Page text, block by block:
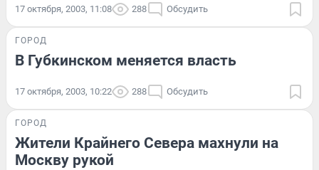
17 октября, 2003, 11:08 288 Обсудить
ГОРОД
В Губкинском меняется власть
17 октября, 2003, 10:22 288 Обсудить
ГОРОД
Жители Крайнего Севера махнули на
Москву рукой